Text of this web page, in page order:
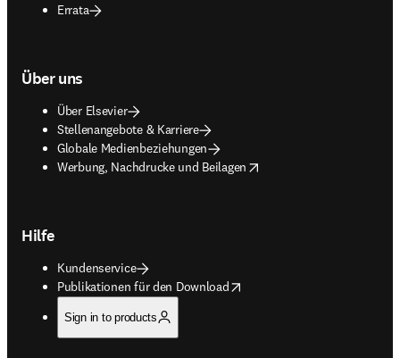
Errata
Über uns
Über Elsevier
Stellenangebote & Karriere
Globale Medienbeziehungen
Werbung, Nachdrucke und Beilagen
opens in new tab/window
Hilfe
Kundenservice
Publikationen für den Download
opens in new tab/window
Sign in to products